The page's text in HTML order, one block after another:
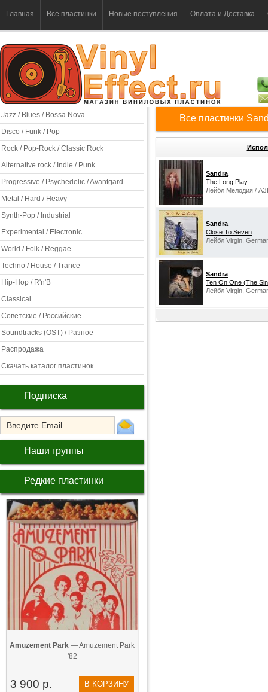
Главная Все пластинки Новые поступления Оплата и Доставка
Jazz / Blues / Bossa Nova
Disco / Funk / Pop
Rock / Pop-Rock / Classic Rock
Alternative rock / Indie / Punk
Progressive / Psychedelic / Avantgard
Metal / Hard / Heavy
Synth-Pop / Industrial
Experimental / Electronic
World / Folk / Reggae
Techno / House / Trance
Hip-Hop / R'n'B
Classical
Советские / Российские
Soundtracks (OST) / Разное
Распродажа
Скачать каталог пластинок
Подписка
Наши группы
Редкие пластинки
Amuzement Park — Amuzement Park
'82
3 900 р. В КОРЗИНУ
Все пластинки
Sandra
The Long Play
Лейбл Мелодия /
Sandra
Close To Seven
Лейбл Virgin,
Sandra
Ten On One (The
Лейбл Virgin,